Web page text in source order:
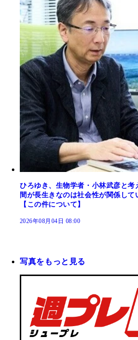
ひろゆき、生物学者・小林武彦と
間が長生きなのは社会性が関係して
【この件について】
2026年08月04日 08:00
写真をもっと見る